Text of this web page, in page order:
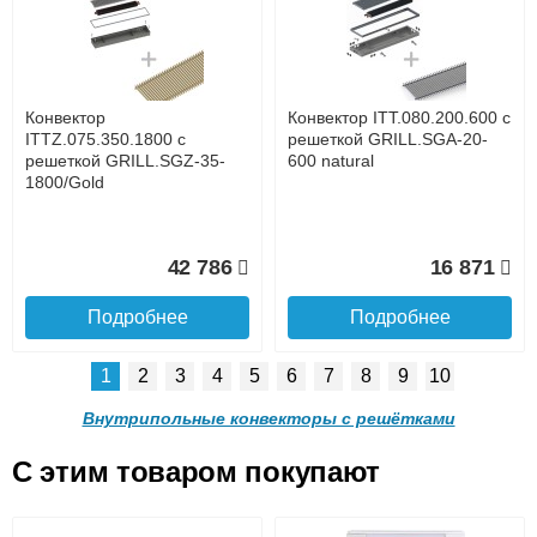
до подъезда
услуга платная
с решеткой GRILL.SGA-20-
1300 brown
30 665
Подробнее
с решеткой GRILL.SGA-20-
1000 brown
24 638
Конвектор ITT.080.200.900 с
решеткой GRILL.SGA-20-
900 brown
Конвектор ITT.080.200.800 с
решеткой GRILL.SGA-20-
800 brown
Конвектор
ITTZ.075.350.1800 с
решеткой GRILL.SGZ-35-
1800/Gold
42 786
Подробнее
Конвектор ITT.080.200.600 с
решеткой GRILL.SGA-20-
600 natural
16 871
Подробнее
1 2 3 4 5 6 7 8 9 10
Внутрипольные конвекторы с решётками
C этим товаром покупают